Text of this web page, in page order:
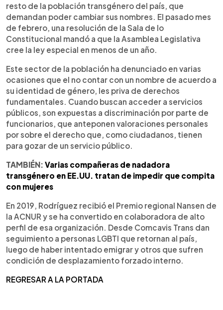
resto de la población transgénero del país, que
demandan poder cambiar sus nombres. El pasado mes
de febrero, una resolución de la Sala de lo
Constitucional mandó a que la Asamblea Legislativa
cree la ley especial en menos de un año.
Este sector de la población ha denunciado en varias
ocasiones que el no contar con un nombre de acuerdo a
su identidad de género, les priva de derechos
fundamentales. Cuando buscan acceder a servicios
públicos, son expuestas a discriminación por parte de
funcionarios, que anteponen valoraciones personales
por sobre el derecho que, como ciudadanos, tienen
para gozar de un servicio público.
TAMBIÉN: Varias compañeras de nadadora
transgénero en EE.UU. tratan de impedir que compita
con mujeres
En 2019, Rodríguez recibió el Premio regional Nansen de
la ACNUR y se ha convertido en colaboradora de alto
perfil de esa organización. Desde Comcavis Trans dan
seguimiento a personas LGBTI que retornan al país,
luego de haber intentado emigrar y otros que sufren
condición de desplazamiento forzado interno.
REGRESAR A LA PORTADA